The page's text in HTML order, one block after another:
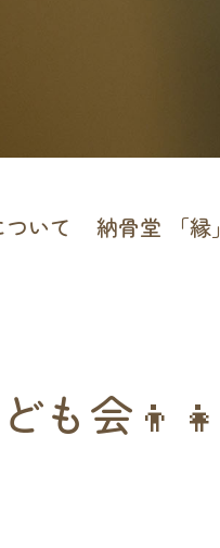
いて 納骨堂 「縁」
も会👦👧